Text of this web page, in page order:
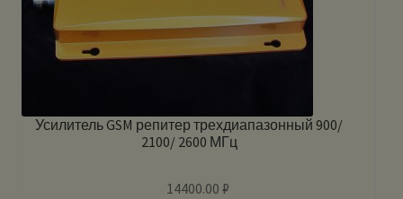
Усилитель GSM репитер трехдиапазонный 900/
2100/ 2600 МГц
14400.00₽